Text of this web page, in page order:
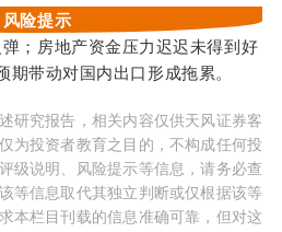
风险提示
；房地产资金压力迟迟未得到好
带动对国内出口形成拖累。
研究报告，相关内容仅供天风证券客
为投资者教育之目的，不构成任何投
级说明、风险提示等信息，请务必查
等信息取代其独立判断或仅根据该等
本栏目刊载的信息准确可靠，但对这